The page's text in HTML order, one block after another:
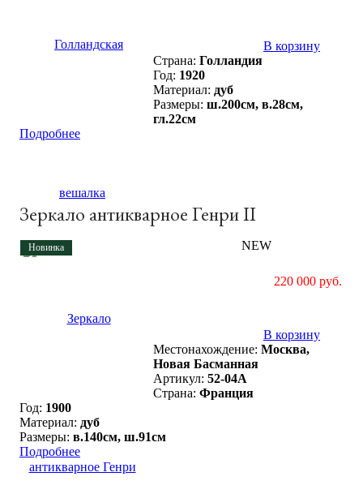
В корзину
Страна: Голландия
Год: 1920
Материал: дуб
Размеры: ш.200см, в.28см,
гл.22см
Подробнее
Зеркало антикварное Генри II
Новинка NEW
220 000 руб.
В корзину
Местонахождение: Москва,
Новая Басманная
Артикул: 52-04A
Страна: Франция
Год: 1900
Материал: дуб
Размеры: в.140см, ш.91см
Подробнее